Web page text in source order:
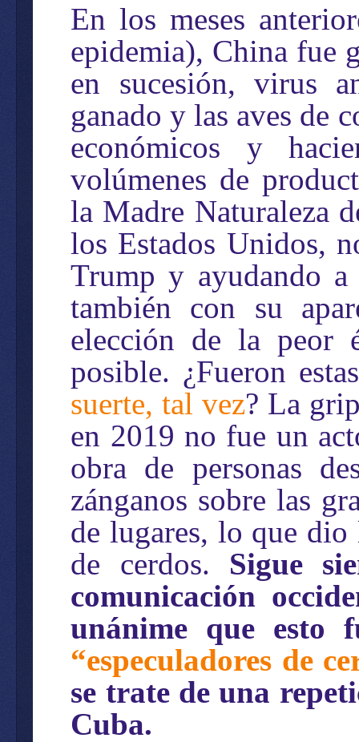
En los meses
epidemia), China fue
en sucesión, virus
ganado y las aves de
económicos y
volúmenes de
la Madre Naturaleza
los Estados Unidos,
Trump y ayudando
también con su
elección de la peor
posible. ¿Fueron
suerte, tal vez? La
en 2019 no fue un
obra de personas
zánganos sobre las
de lugares, lo que
de cerdos. Sigue
comunicación
unánime que esto
“especuladores de
se trate de una
Cuba.